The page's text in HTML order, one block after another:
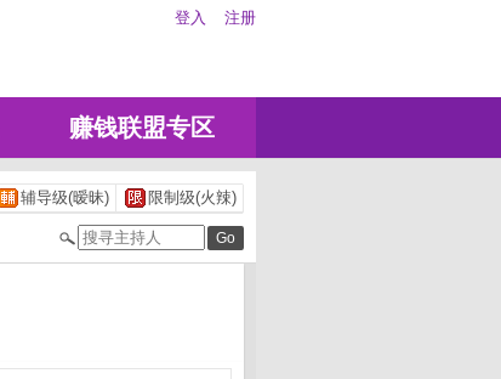
登入 注册
赚钱联盟专区
辅导级(暧昧) 限制级(火辣)